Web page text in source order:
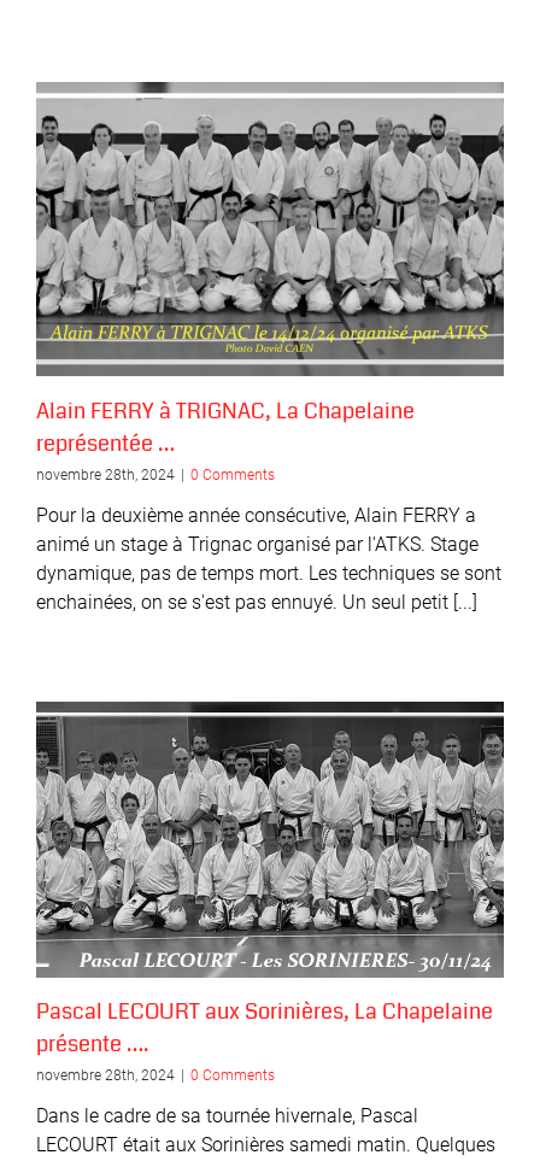
:
karaté.
Alain FERRY à TRIGNAC, La Chapelaine
représentée …
novembre 28th, 2024 | 0 Comments
Pour la deuxième année consécutive, Alain FERRY a
animé un stage à Trignac organisé par l'ATKS. Stage
dynamique, pas de temps mort. Les techniques se sont
enchainées, on se s'est pas ennuyé. Un seul petit [...]
Pascal LECOURT aux Sorinières, La Chapelaine
présente ….
novembre 28th, 2024 0 Comments
Dans le cadre de sa tournée hivernale, Pascal
LECOURT était aux Sorinières samedi matin. Quelques